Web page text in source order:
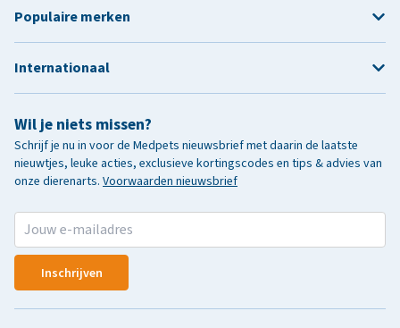
Wil je niets missen?
Schrijf je nu in voor de Medpets nieuwsbrief met daarin de laatste
nieuwtjes, leuke acties, exclusieve kortingscodes en tips & advies van
onze dierenarts. Voorwaarden nieuwsbrief
Inschrijven
Populaire merken
Internationaal